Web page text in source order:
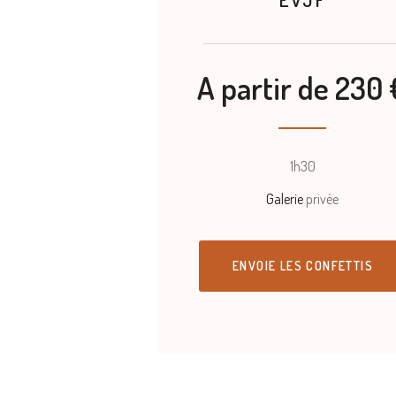
A partir de 230
1h30
Galerie privée
ENVOIE LES CONFETTIS